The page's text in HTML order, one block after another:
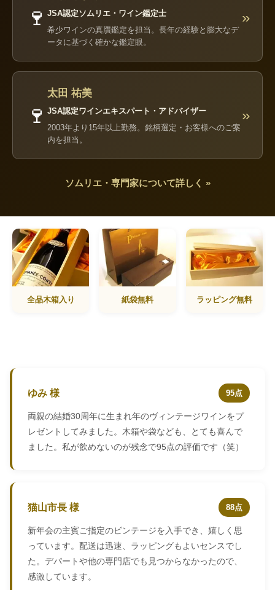
🍷 JSA認定ソムリエ・ワイン鑑定士
希少ワインの真贋鑑定を担当。長年の経験と膨大なデ
ータに基づく確かな鑑定眼。
»
🍷
太田 祐美
JSA認定ワインエキスパート・アドバイザー
2003年より15年以上勤務。銘柄選定・お客様へのご案
内を担当。
»
ソムリエ・専門家について詳しく »
全品木箱入り 紙袋無料 ラッピング無料
ゆみ 様 95点
両親の結婚30周年に生まれ年のヴィンテージワインをプ
レゼントしてみました。木箱や袋なども、とても喜んで
ました。私が飲めないのが残念で95点の評価です（笑）
猫山市長 様 88点
新年会の主賓ご指定のビンテージを入手でき、嬉しく思
っています。配送は迅速、ラッピングもよいセンスでし
た。デパートや他の専門店でも見つからなかったので、
感激しています。